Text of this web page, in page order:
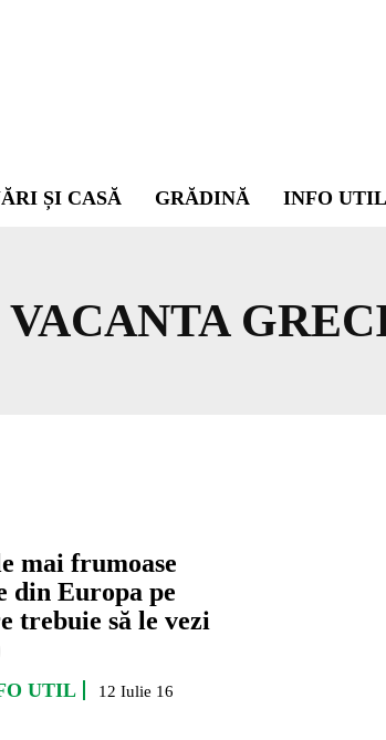
ȘI CASĂ GRĂDINĂ INFO UTIL
VACANTA
mai frumoase
din Europa pe
trebuie să le vezi
UTIL 12 Iulie 16